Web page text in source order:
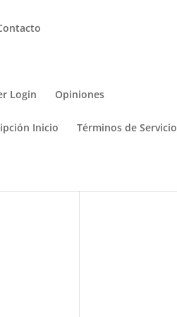
Login Opiniones
Inicio Términos de Servicio